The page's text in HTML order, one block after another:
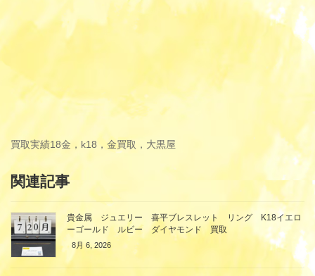
買取実績18金，k18，金買取，大黒屋
関連記事
貴金属 ジュエリー 喜平ブレスレット リング K18イエロ
ーゴールド ルビー ダイヤモンド 買取
8月 6, 2026